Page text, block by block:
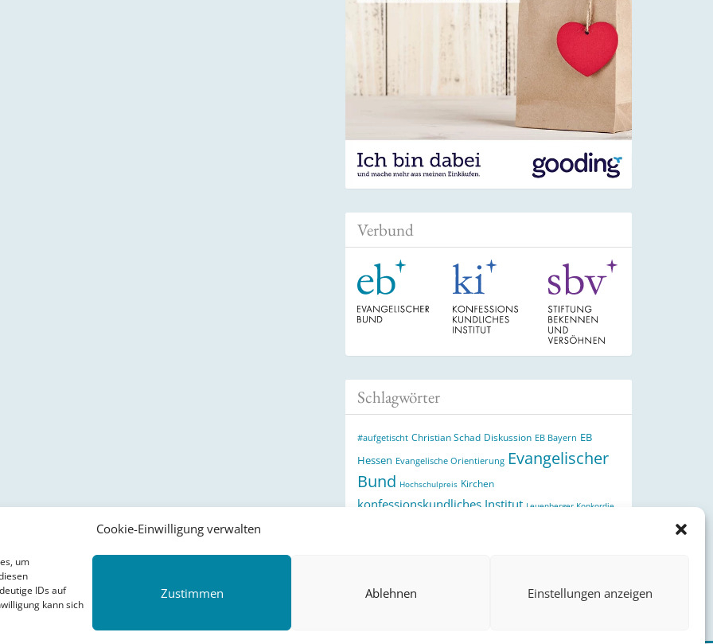
Cookie-Einwilligung verwalten
um
IDs auf
kann sich
Zustimmen Ablehnen Einstellungen anzeigen
Verbund
Schlagwörter
#aufgetischt Christian Schad Diskussion EB Bayern EB
Hessen Evangelische Orientierung Evangelischer
Bund Hochschulpreis Kirchen
konfessionskundliches Institut Leuenberger Konkordie